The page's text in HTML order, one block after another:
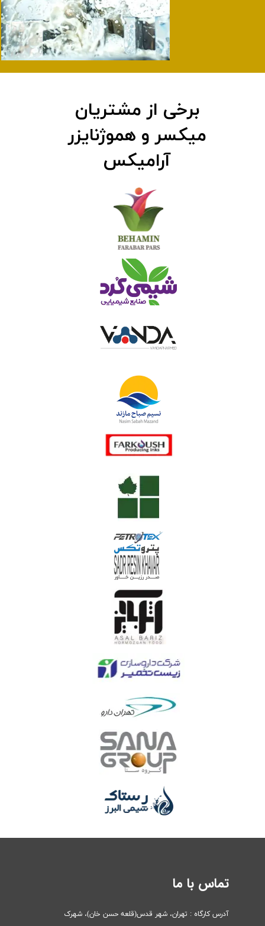
برخی از مشتریان
میکسر و هموژنایزر
آرامیکس​​​​​​​
تماس با ما
آدرس کارگاه : تهران، شهر قدس(قلعه حسن خان)، ​​​​​​​شهرک